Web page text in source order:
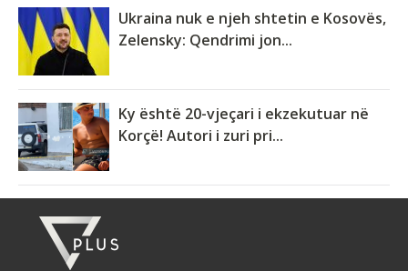
Ukraina nuk e njeh shtetin e Kosovës,
Zelensky: Qendrimi jon...
Ky është 20-vjeçari i ekzekutuar në
Korçë! Autori i zuri pri...